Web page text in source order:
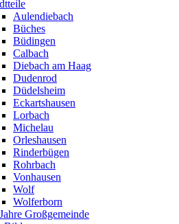
Aulendiebach
Büches
Büdingen
Calbach
Diebach am Haag
Dudenrod
Düdelsheim
Eckartshausen
Lorbach
Michelau
Orleshausen
Rinderbügen
Rohrbach
Vonhausen
Wolf
Wolferborn
Großgemeinde